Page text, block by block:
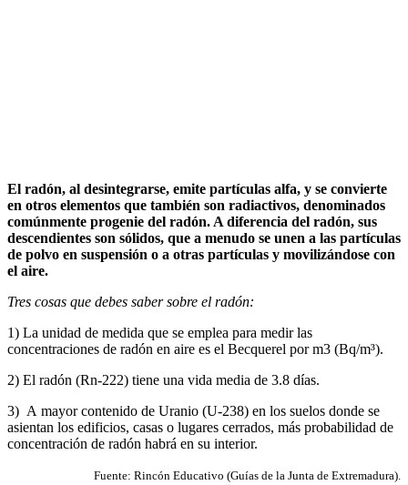
El radón, al desintegrarse, emite partículas alfa, y se convierte
en otros elementos que también son radiactivos, denominados
comúnmente progenie del radón. A diferencia del radón, sus
descendientes son sólidos, que a menudo se unen a las partículas
de polvo en suspensión o a otras partículas y movilizándose con
el aire.
Tres cosas que debes saber sobre el radón:
1) La unidad de medida que se emplea para medir las
concentraciones de radón en aire es el Becquerel por m3 (Bq/m³).
2) El radón (Rn-222) tiene una vida media de 3.8 días.
3) A mayor contenido de Uranio (U-238) en los suelos donde se
asientan los edificios, casas o lugares cerrados, más probabilidad de
concentración de radón habrá en su interior.
Fuente: Rincón Educativo (Guías de la Junta de Extremadura).